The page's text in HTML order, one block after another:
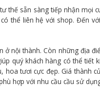
thế sẵn sàng tiếp nhận mọi
thể liên hệ với shop. Đến
nội thành. Còn những địa
quý khách hàng có thể tiết
tươi cực đẹp. Giá thành
hợp với nhu cầu cầu sử